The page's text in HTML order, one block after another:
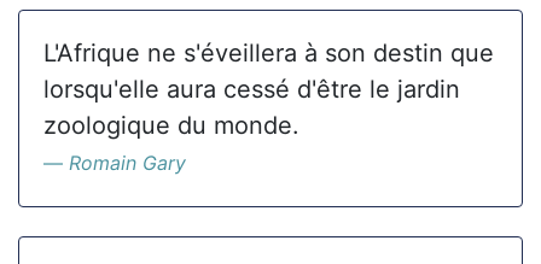
L'Afrique ne s'éveillera à son destin que
lorsqu'elle aura cessé d'être le jardin
zoologique du monde.
Romain Gary